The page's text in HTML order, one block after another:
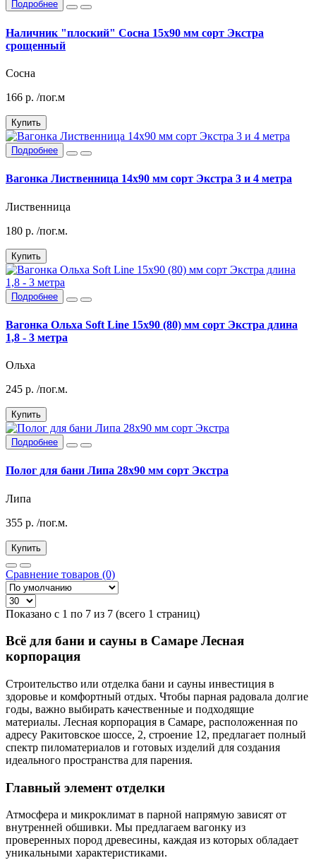
Подробнее
Наличник "плоский" Сосна 15х90 мм сорт Экстра
срощенный
Сосна
166 р. /пог.м
Купить
Подробнее
Вагонка Лиственница 14х90 мм сорт Экстра 3 и 4 метра
Лиственница
180 р. /пог.м.
Купить
Подробнее
Вагонка Ольха Soft Line 15x90 (80) мм сорт Экстра длина
1,8 - 3 метра
Ольха
245 р. /пог.м.
Купить
Подробнее
Полог для бани Липа 28х90 мм сорт Экстра
Липа
355 р. /пог.м.
Купить
Сравнение товаров (0)
Показано с 1 по 7 из 7 (всего 1 страниц)
Всё для бани и сауны в Самаре Лесная
корпорация
Строительство или отделка бани и сауны инвестиция в
здоровье и комфортный отдых. Чтобы парная радовала долгие
годы, важно выбирать качественные и подходящие
материалы. Лесная корпорация в Самаре, расположенная по
адресу Ракитовское шоссе, 2, строение 12, предлагает полный
спектр пиломатериалов и готовых изделий для создания
идеального пространства для парения.
Главный элемент отделки
Атмосфера и микроклимат в парной напрямую зависят от
внутренней обшивки. Мы предлагаем вагонку из
проверенных пород древесины, каждая из которых обладает
уникальными характеристиками.